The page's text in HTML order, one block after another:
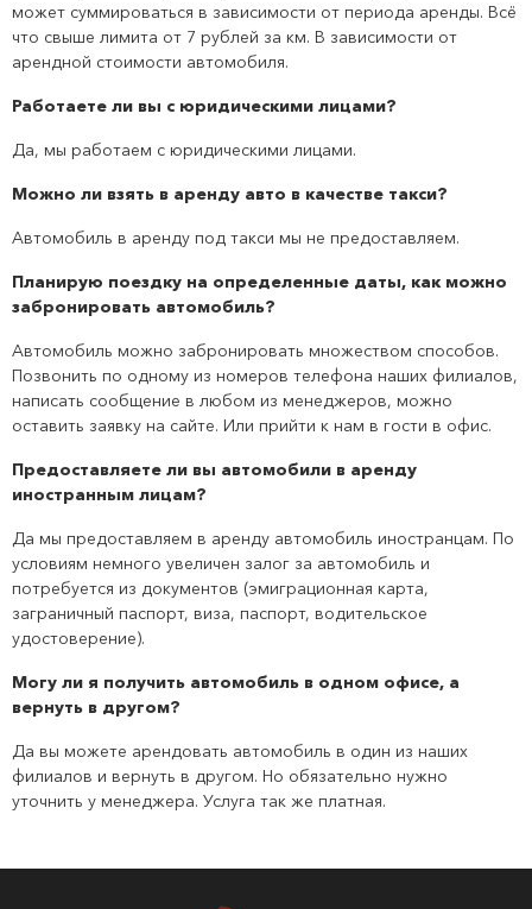
может суммироваться в зависимости от периода аренды. Всё
что свыше лимита от 7 рублей за км. В зависимости от
арендной стоимости автомобиля.
Работаете ли вы с юридическими лицами?
Да, мы работаем с юридическими лицами.
Можно ли взять в аренду авто в качестве такси?
Автомобиль в аренду под такси мы не предоставляем.
Планирую поездку на определенные даты, как можно
забронировать автомобиль?
Автомобиль можно забронировать множеством способов.
Позвонить по одному из номеров телефона наших филиалов,
написать сообщение в любом из менеджеров, можно
оставить заявку на сайте. Или прийти к нам в гости в офис.
Предоставляете ли вы автомобили в аренду
иностранным лицам?
Да мы предоставляем в аренду автомобиль иностранцам. По
условиям немного увеличен залог за автомобиль и
потребуется из документов (эмиграционная карта,
заграничный паспорт, виза, паспорт, водительское
удостоверение).
Могу ли я получить автомобиль в одном офисе, а
вернуть в другом?
Да вы можете арендовать автомобиль в один из наших
филиалов и вернуть в другом. Но обязательно нужно
уточнить у менеджера. Услуга так же платная.